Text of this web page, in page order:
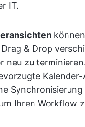
IT.
& Drop
neu zu
Synchronisierung
Ihren Workflow